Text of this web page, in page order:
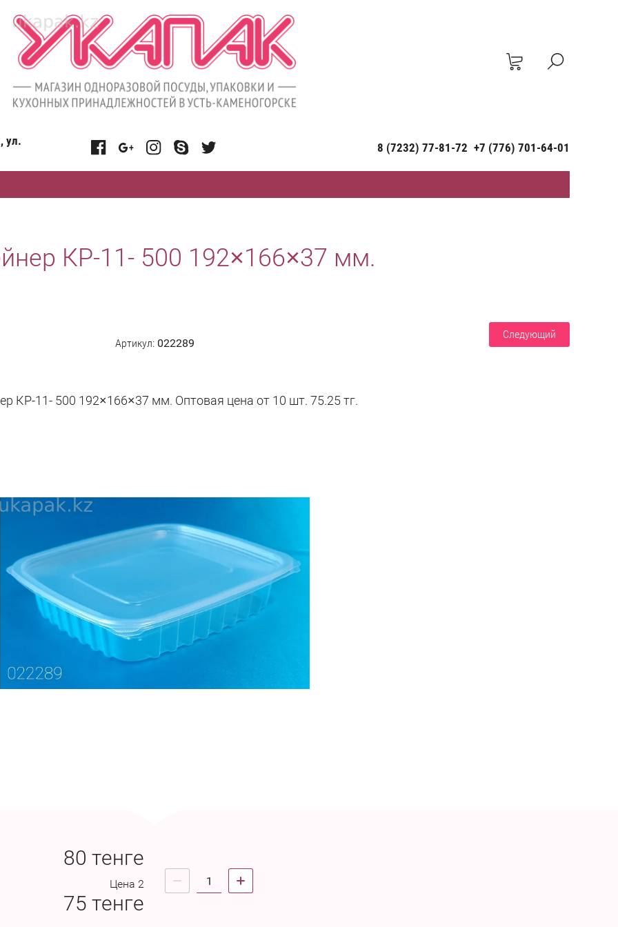
ул.
8 (7232) 77-81-72 +7 (776) 701-64-01
КР-11- 500 192×166×37 мм.
Следующий
Артикул:022289
КР-11- 500 192×166×37 мм. Оптовая цена от 10 шт. 75.25 тг.
80 тенге
Цена 2
75 тенге